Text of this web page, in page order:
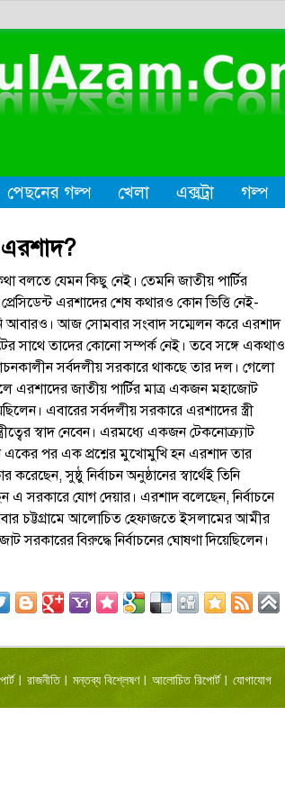
পেছনের গল্প খেলা এক্সট্রা গল্প
বলতে যেমন কিছু নেই। তেমনি জাতীয় পার্টির
এরশাদের শেষ কথারও কোন ভিত্তি নেই-
আবারও। আজ সোমবার সংবাদ সম্মেলন করে এরশাদ
সাথে তাদের কোনো সম্পর্ক নেই। তবে সঙ্গে একথাও
সর্বদলীয় সরকারে থাকছে তার দল। গেলো
এরশাদের জাতীয় পার্টির মাত্র একজন মহাজোট
এবারের সর্বদলীয় সরকারে এরশাদের স্ত্রী
স্বাদ নেবেন। এরমধ্যে একজন টেকনোক্র্যাট
একের পর এক প্রশ্নের মুখোমুখি হন এরশাদ তার
সুষ্ঠু নির্বাচন অনুষ্ঠানের স্বার্থেই তিনি
এ সরকারে যোগ দেয়ার। এরশাদ বলেছেন, নির্বাচনে
চট্টগ্রামে আলোচিত হেফাজতে ইসলামের আমীর
বিরুদ্ধে নির্বাচনের ঘোষণা দিয়েছিলেন।
রাজনীতি মন্তব্য বিশ্লেষণ আলোচিত রিপোর্ট যোগাযোগ